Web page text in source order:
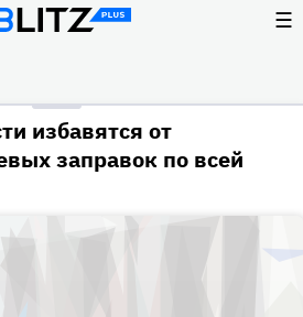
☰
избавятся от
заправок по всей